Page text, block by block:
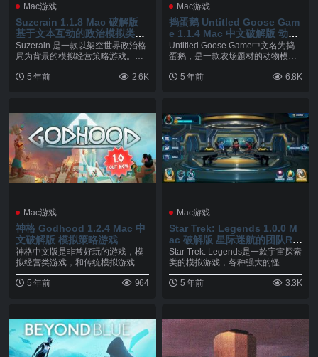
Mac游戏
Suzerain 1.1.8 Mac 破解版
基于文本互动的政治模拟类游
戏
Suzerain 是一款以架空世界政治格
局为背景的模拟经营策略游戏。你
将在游戏中...
5 年前
2.6K
Mac游戏
捣蛋鹅 Untitled Goose Gam
e 1.1.4 Mac 中文破解版 动物
模拟类游戏
Untitled Goose Game中文名为捣
蛋鹅，是一款农场题材的动物模拟
类...
5 年前
6.8K
Mac游戏
神格 Godhood 1.2.4 Mac 中
文破解版 模拟策略游戏
神格中文版是非常好玩的游戏，模
拟经营类游戏，和传统模拟游戏不
同的是，整个游戏都是...
5 年前
964
Mac游戏
Star Trek: Legends 1.0.0 M
ac 破解版 星际迷航的团队RP
G 游戏
Star Trek: Legends是一款宇宙探索
类的模拟游戏，各种强大的怪
物，...
5 年前
3.3K